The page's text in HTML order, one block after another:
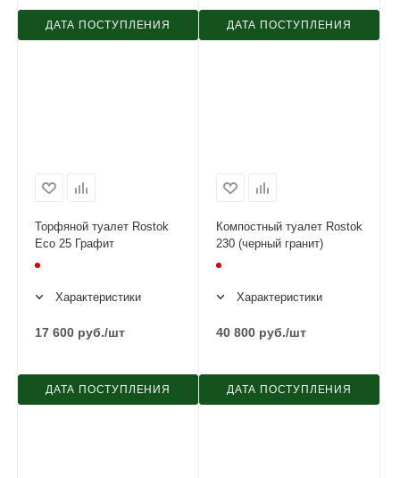
ДАТА ПОСТУПЛЕНИЯ ДАТА ПОСТУПЛЕНИЯ
Торфяной туалет Rostok
Eco 25 Графит
Характеристики
17 600 руб./шт
ДАТА ПОСТУПЛЕНИЯ
Компостный туалет Rostok
230 (черный гранит)
Характеристики
40 800 руб./шт
ДАТА ПОСТУПЛЕНИЯ